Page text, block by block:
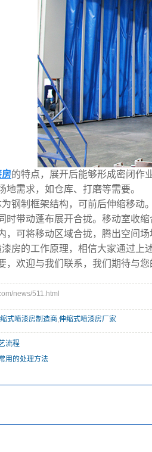
房的特点，展开后能够形成密闭作
地需求，如仓库、打磨等需要。
钢制框架结构，可前后伸缩移动
时带动蓬布展开合拢。移动室收
，可将移动区域合拢，腾出空间
房的工作原理，相信大家通过上
，欢迎与我们联系，我们期待与您
news/511.html
式喷漆房制造商 伸缩式喷漆房厂家
流程
用的处理方法